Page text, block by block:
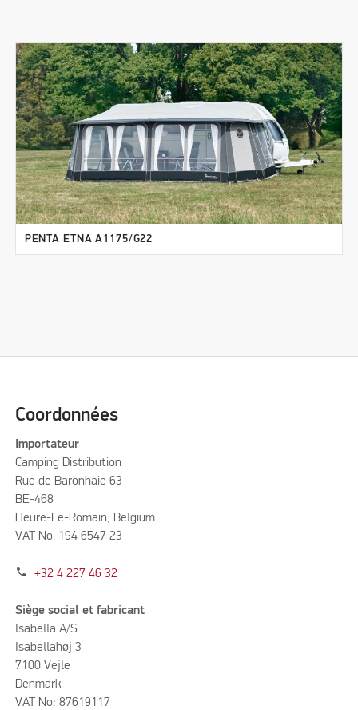
PENTA ETNA A1175/G22
Coordonnées
Importateur
Camping Distribution
Rue de Baronhaie 63
BE-468
Heure-Le-Romain, Belgium
VAT No. 194 6547 23
phone +32 4 227 46 32
Siège social et fabricant
Isabella A/S
Isabellahøj 3
7100 Vejle
Denmark
VAT No: 87619117